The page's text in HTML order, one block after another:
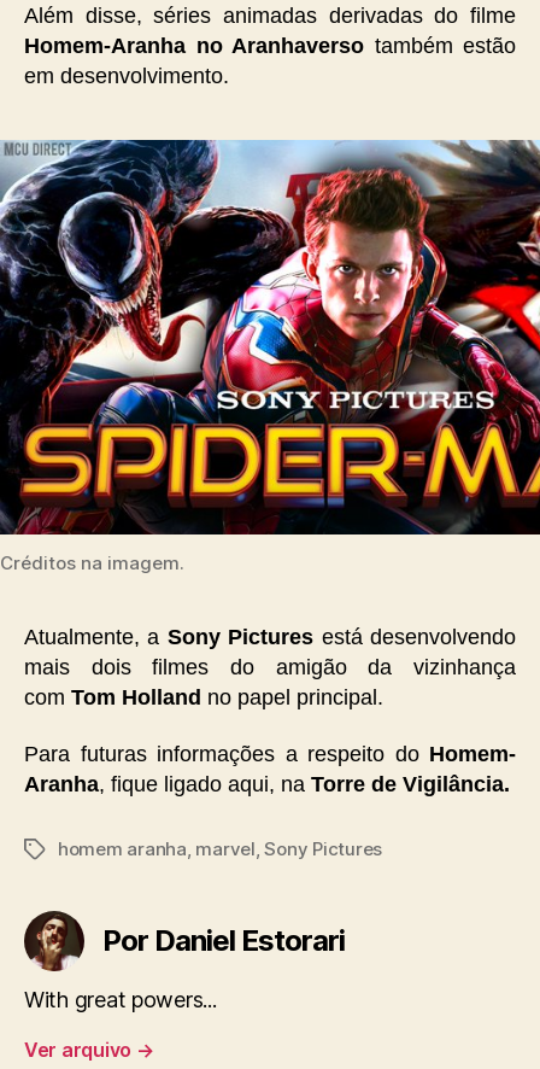
Além disse, séries animadas derivadas do filme
Homem-Aranha no Aranhaverso também estão
em desenvolvimento.
Créditos na imagem.
Atualmente, a Sony Pictures está desenvolvendo
mais dois filmes do amigão da vizinhança
com Tom Holland no papel principal.
Para futuras informações a respeito do Homem-
Aranha, fique ligado aqui, na Torre de Vigilância.
Tagshomem aranha, marvel,Sony Pictures
Por Daniel Estorari
With great powers...
Ver arquivo →